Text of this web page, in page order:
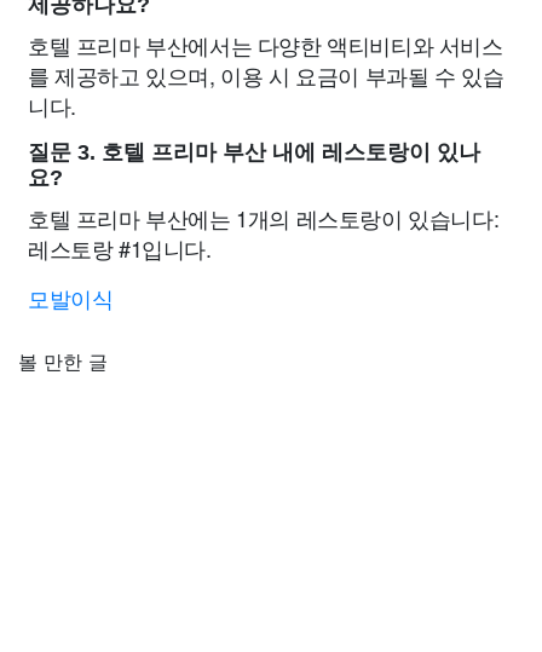
호텔 프리마 부산에서는 다양한 액티비티와 서비스
를 제공하고 있으며, 이용 시 요금이 부과될 수 있습
니다.
질문 3. 호텔 프리마 부산 내에 레스토랑이 있나
요?
호텔 프리마 부산에는 1개의 레스토랑이 있습니다:
레스토랑 #1입니다.
모발이식
볼 만한 글